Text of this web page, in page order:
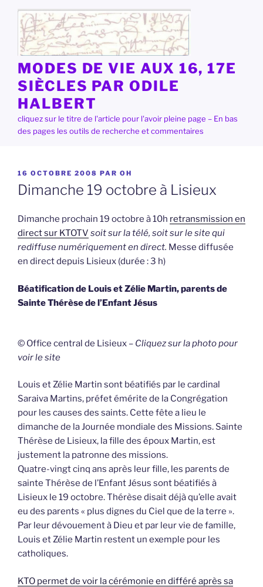
contenu
principal
MODES DE VIE AUX 16, 17E
SIÈCLES PAR ODILE
HALBERT
cliquez sur le titre de l'article pour l'avoir pleine page – En bas
des pages les outils de recherche et commentaires
PUBLIÉ
LE
16 OCTOBRE 2008 PAR OH
Dimanche 19 octobre à Lisieux
Dimanche prochain 19 octobre à 10h retransmission en
direct sur KTOTV soit sur la télé, soit sur le site qui
rediffuse numériquement en direct. Messe diffusée
en direct depuis Lisieux (durée : 3 h)
Béatification de Louis et Zélie Martin, parents de
Sainte Thérèse de l’Enfant Jésus
© Office central de Lisieux – Cliquez sur la photo pour
voir le site
Louis et Zélie Martin sont béatifiés par le cardinal
Saraiva Martins, préfet émérite de la Congrégation
pour les causes des saints. Cette fête a lieu le
dimanche de la Journée mondiale des Missions. Sainte
Thérèse de Lisieux, la fille des époux Martin, est
justement la patronne des missions.
Quatre-vingt cinq ans après leur fille, les parents de
sainte Thérèse de l’Enfant Jésus sont béatifiés à
Lisieux le 19 octobre. Thérèse disait déjà qu’elle avait
eu des parents « plus dignes du Ciel que de la terre ».
Par leur dévouement à Dieu et par leur vie de famille,
Louis et Zélie Martin restent un exemple pour les
catholiques.
KTO permet de voir la cérémonie en différé après sa